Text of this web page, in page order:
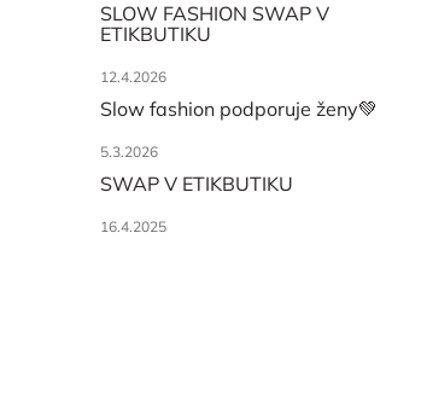
SLOW FASHION SWAP V
ETIKBUTIKU
12.4.2026
Slow fashion podporuje ženy💚
5.3.2026
SWAP V ETIKBUTIKU
16.4.2025